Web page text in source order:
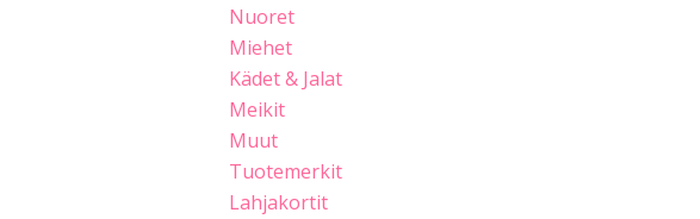
Nuoret
Miehet
Kädet & Jalat
Meikit
Muut
Tuotemerkit
Lahjakortit